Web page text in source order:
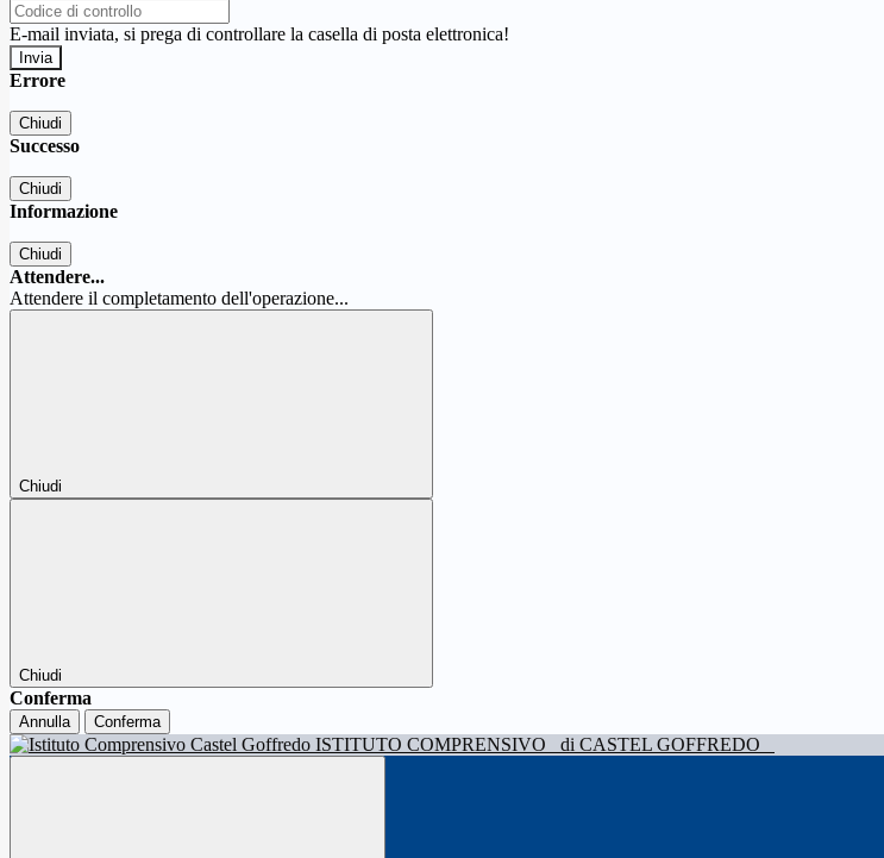
E-mail inviata, si prega di controllare la casella di posta elettronica!
Errore
Chiudi
Successo
Chiudi
Informazione
Chiudi
Attendere...
Attendere il completamento dell'operazione...
Chiudi
Chiudi
Conferma
Annulla Conferma
ISTITUTO COMPRENSIVO di CASTEL GOFFREDO